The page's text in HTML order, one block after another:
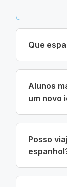
Que
Alunos
um novo
Posso